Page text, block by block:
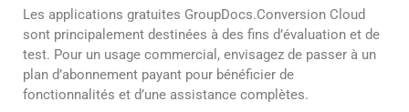
Les applications gratuites GroupDocs.Conversion Cloud
sont principalement destinées à des fins d’évaluation et de
test. Pour un usage commercial, envisagez de passer à un
plan d’abonnement payant pour bénéficier de
fonctionnalités et d’une assistance complètes.